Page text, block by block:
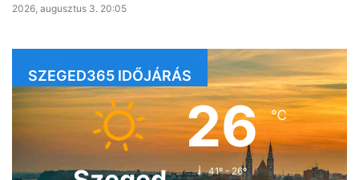
2026, augusztus 3. 20:05
SZEGED365 IDŐJÁRÁS
26℃
41º - 26º